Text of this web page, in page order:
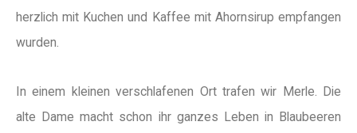
herzlich mit Kuchen und Kaffee mit Ahornsirup empfangen
wurden.
In einem kleinen verschlafenen Ort trafen wir Merle. Die
alte Dame macht schon ihr ganzes Leben in Blaubeeren